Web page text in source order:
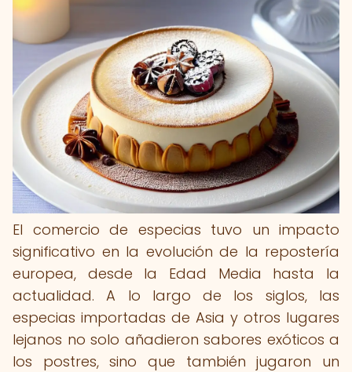
El comercio de especias tuvo un impacto
significativo en la evolución de la repostería
europea, desde la Edad Media hasta la
actualidad. A lo largo de los siglos, las
especias importadas de Asia y otros lugares
lejanos no solo añadieron sabores exóticos a
los postres, sino que también jugaron un